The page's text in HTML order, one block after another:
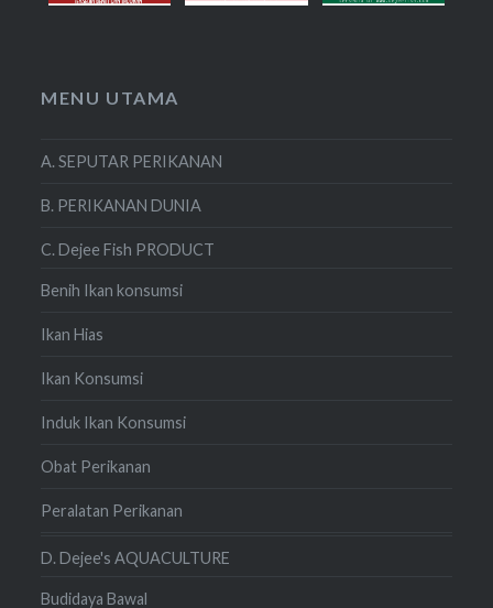
MENU UTAMA
A. SEPUTAR PERIKANAN
B. PERIKANAN DUNIA
C. Dejee Fish PRODUCT
Benih Ikan konsumsi
Ikan Hias
Ikan Konsumsi
Induk Ikan Konsumsi
Obat Perikanan
Peralatan Perikanan
D. Dejee's AQUACULTURE
Budidaya Bawal